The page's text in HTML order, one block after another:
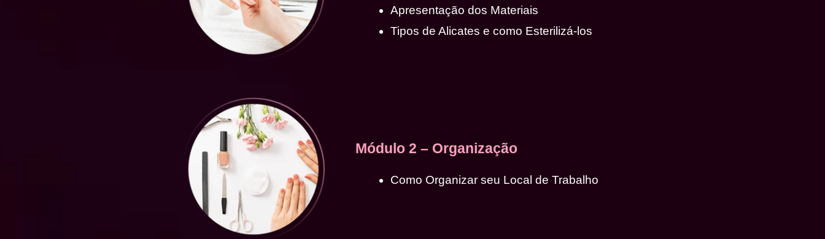
Apresentação dos Materiais
Tipos de Alicates e como Esterilizá-los
Módulo 2 – Organização
Como Organizar seu Local de Trabalho